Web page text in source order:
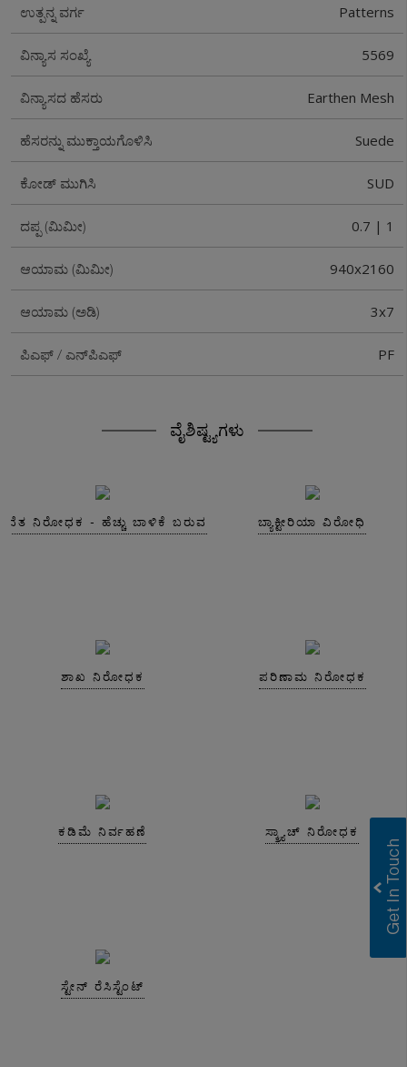
ಉತ್ಪನ್ನ ವರ್ಗ Patterns
ವಿನ್ಯಾಸ ಸಂಖ್ಯೆ 5569
ವಿನ್ಯಾಸದ ಹೆಸರು Earthen Mesh
ಹೆಸರನ್ನು ಮುಕ್ತಾಯಗೊಳಿಸಿ Suede
ಕೋಡ್ ಮುಗಿಸಿ SUD
ದಪ್ಪ (ಮಿಮೀ) 0.7 | 1
ಆಯಾಮ (ಮಿಮೀ) 940x2160
ಆಯಾಮ (ಅಡಿ) 3x7
ಪಿಎಫ್ / ಎನ್‌ಪಿಎಫ್ PF
ವೈಶಿಷ್ಟ್ಯಗಳು
ನಿರೋಧಕ - ಹೆಚ್ಚು ಬಾಳಿಕೆ ಬರುವ ಬ್ಯಾಕ್ಟೀರಿಯಾ ವಿರೋಧಿ
ಶಾಖ ನಿರೋಧಕ ಪರಿಣಾಮ ನಿರೋಧಕ
ಕಡಿಮೆ ನಿರ್ವಹಣೆ ಸ್ಕ್ರ್ಯಾಚ್ ನಿರೋಧಕ
ಸ್ಟೇನ್ ರೆಸಿಸ್ಟೆಂಟ್